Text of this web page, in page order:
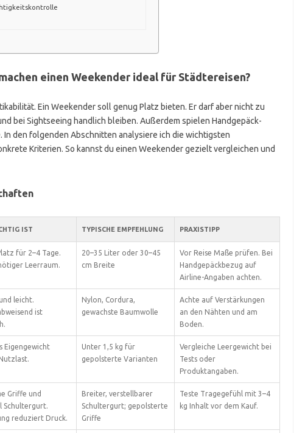
einen Weekender ideal für Städtereisen?
Ein Weekender soll genug Platz bieten. Er darf aber nicht zu
bei Sightseeing handlich bleiben. Außerdem spielen Handgepäck-
In den folgenden Abschnitten analysiere ich die wichtigsten
Kriterien. So kannst du einen Weekender gezielt vergleichen und
IST TYPISCHE EMPFEHLUNG PRAXISTIPP
für 2–4 Tage.
Leerraum.
20–35 Liter oder 30–45
cm Breite
Vor Reise Maße prüfen. Bei
Handgepäckbezug auf
Airline-Angaben achten.
leicht.
ist
Nylon, Cordura,
gewachste Baumwolle
Achte auf Verstärkungen
an den Nähten und am
Boden.
Eigengewicht
Unter 1,5 kg für
gepolsterte Varianten
Vergleiche Leergewicht bei
Tests oder
Produktangaben.
Griffe und
Schultergurt.
reduziert Druck.
Breiter, verstellbarer
Schultergurt; gepolsterte
Griffe
Teste Tragegefühl mit 3–4
kg Inhalt vor dem Kauf.